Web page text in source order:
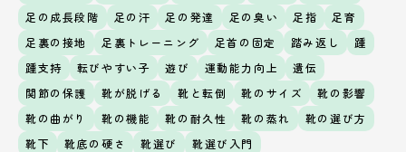
足の成長段階
足の汗 足の発達 足の臭い 足指
足育
足裏の接地
足裏トレーニング 足首の固定 踏み返し
踵
踵支持
転びやすい子 遊び 運動能力向上
遺伝
関節の保護
靴が脱げる 靴と転倒 靴のサイズ
靴の影響
靴の曲がり
靴の機能 靴の耐久性 靴の蒸れ
靴の選び方
靴下
靴底の硬さ 靴選び 靴選び入門